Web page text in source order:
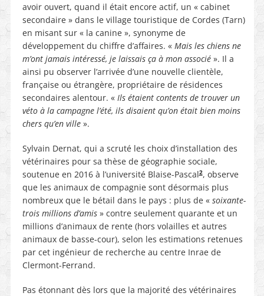
avoir ouvert, quand il était encore actif, un « cabinet
secondaire » dans le village touristique de Cordes (Tarn)
en misant sur « la canine », synonyme de
développement du chiffre d’affaires. « Mais les chiens ne
m’ont jamais intéressé, je laissais ça à mon associé ». Il a
ainsi pu observer l’arrivée d’une nouvelle clientèle,
française ou étrangère, propriétaire de résidences
secondaires alentour. « Ils étaient contents de trouver un
véto à la campagne l’été, ils disaient qu’on était bien moins
chers qu’en ville ».
Sylvain Dernat, qui a scruté les choix d’installation des
vétérinaires pour sa thèse de géographie sociale,
soutenue en 2016 à l’université Blaise-Pascal2, observe
que les animaux de compagnie sont désormais plus
nombreux que le bétail dans le pays : plus de « soixante-
trois millions d’amis » contre seulement quarante et un
millions d’animaux de rente (hors volailles et autres
animaux de basse-cour), selon les estimations retenues
par cet ingénieur de recherche au centre Inrae de
Clermont-Ferrand.
Pas étonnant dès lors que la majorité des vétérinaires